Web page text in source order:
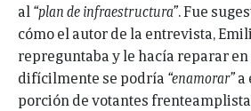
al “plan de infraestructura” . Fue
cómo el autor de la entrevista,
repreguntaba y le hacía reparar
difícilmente se podría “enamorar”a
porción de votantes